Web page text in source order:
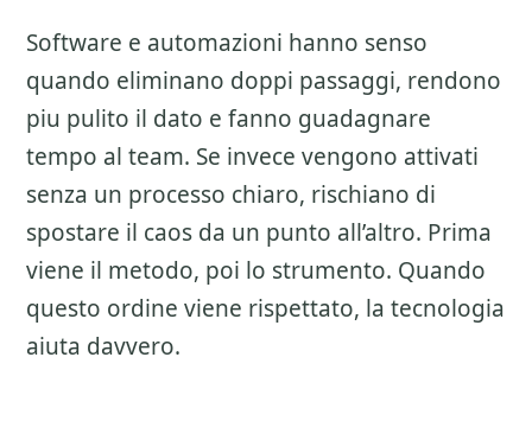
Software e automazioni hanno senso
quando eliminano doppi passaggi, rendono
piu pulito il dato e fanno guadagnare
tempo al team. Se invece vengono attivati
senza un processo chiaro, rischiano di
spostare il caos da un punto all’altro. Prima
viene il metodo, poi lo strumento. Quando
questo ordine viene rispettato, la tecnologia
aiuta davvero.